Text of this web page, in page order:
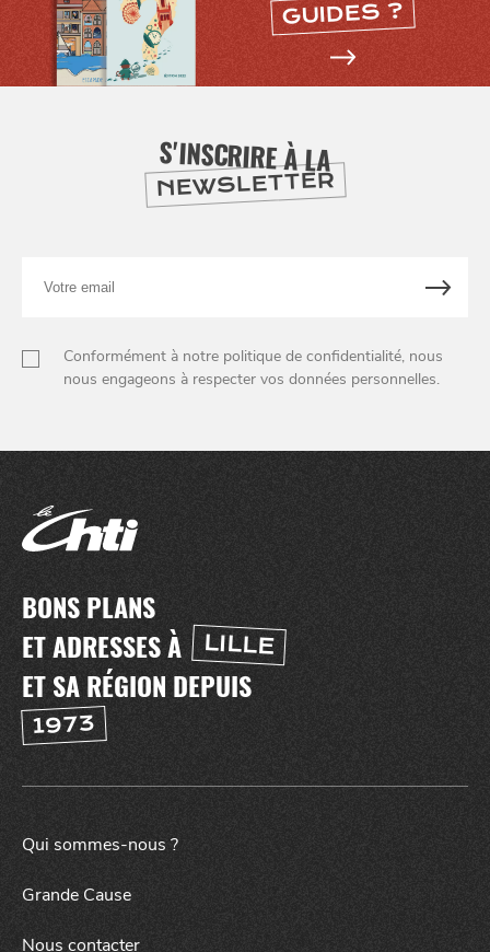
GUIDES ?
S'INSCRIRE À LA
NEWSLETTER
email
Conformément à notre politique de confidentialité, nous
nous engageons à respecter vos données personnelles.
BONS PLANS
ET ADRESSES À
LILLE
ET SA RÉGION DEPUIS
1973
Qui sommes-nous ?
Grande Cause
Nous contacter